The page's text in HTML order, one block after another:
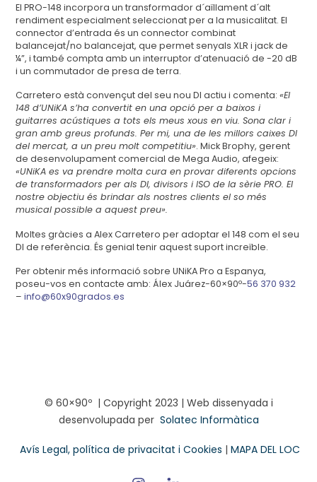
El PRO-148 incorpora un transformador d´aïllament d´alt
rendiment especialment seleccionat per a la musicalitat. El
connector d’entrada és un connector combinat
balancejat/no balancejat, que permet senyals XLR i jack de
¼”, i també compta amb un interruptor d’atenuació de -20 dB
i un commutador de presa de terra.
Carretero està convençut del seu nou DI actiu i comenta:«El
148 d’UNiKA s’ha convertit en una opció per a baixos i
guitarres acústiques a tots els meus xous en viu. Sona clar i
gran amb greus profunds. Per mi, una de les millors caixes DI
del mercat, a un preu molt competitiu». Mick Brophy, gerent
de desenvolupament comercial de Mega Audio, afegeix:
«UNiKA es va prendre molta cura en provar diferents opcions
de transformadors per als DI, divisors i ISO de la sèrie PRO. El
nostre objectiu és brindar als nostres clients el so més
musical possible a aquest preu».
Moltes gràcies a Alex Carretero per adoptar el 148 com el seu
DI de referència. És genial tenir aquest suport increïble.
Per obtenir més informació sobre UNiKA Pro a Espanya,
poseu-vos en contacte amb: Álex Juárez-60×90º-56 370 932
–info@60x90grados.es
© 60×90º | Copyright 2023 | Web dissenyada i
desenvolupada per Solatec Informàtica
Avís Legal, política de privacitat i Cookies | MAPA DEL LOC